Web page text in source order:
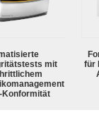
mit
Konformität
für